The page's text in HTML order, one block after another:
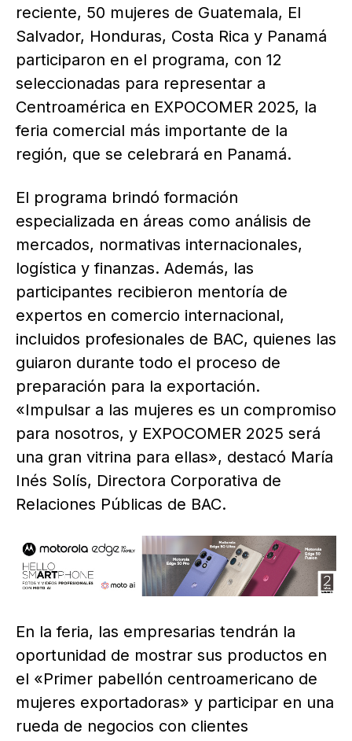
reciente, 50 mujeres de Guatemala, El
Salvador, Honduras, Costa Rica y Panamá
participaron en el programa, con 12
seleccionadas para representar a
Centroamérica en EXPOCOMER 2025, la
feria comercial más importante de la
región, que se celebrará en Panamá.
El programa brindó formación
especializada en áreas como análisis de
mercados, normativas internacionales,
logística y finanzas. Además, las
participantes recibieron mentoría de
expertos en comercio internacional,
incluidos profesionales de BAC, quienes las
guiaron durante todo el proceso de
preparación para la exportación.
«Impulsar a las mujeres es un compromiso
para nosotros, y EXPOCOMER 2025 será
una gran vitrina para ellas», destacó María
Inés Solís, Directora Corporativa de
Relaciones Públicas de BAC.
En la feria, las empresarias tendrán la
oportunidad de mostrar sus productos en
el «Primer pabellón centroamericano de
mujeres exportadoras» y participar en una
rueda de negocios con clientes